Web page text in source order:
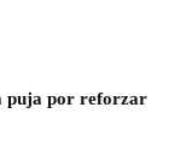
puja por reforzar